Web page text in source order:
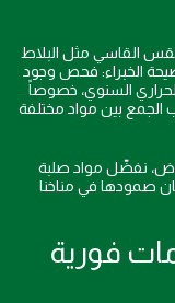
القاسي مثل البلاط
الخبراء: فحص وجود
السنوي، خصوصاً
بين مواد مختلفة
نفضّل مواد صلبة
صمودها في مناخنا
فورية